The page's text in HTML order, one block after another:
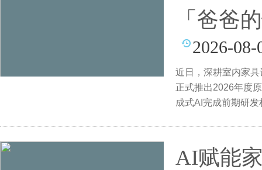
「爸爸
2026-08-
近日，深耕室内家
正式推出2026年度
成式AI完成前期研
AI赋能